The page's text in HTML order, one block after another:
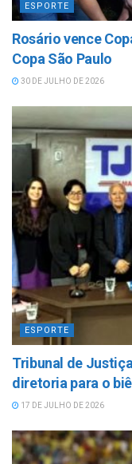
ESPORTE
Rosário vence
Copa São Paulo
30 DE JULHO DE 2026
ESPORTE
Tribunal de
diretoria para o
17 DE JULHO DE 2026